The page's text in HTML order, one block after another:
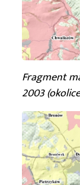
Fragment
2003